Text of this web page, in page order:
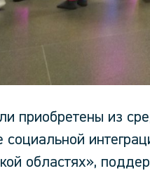
приобретены из
социальной
областях»,